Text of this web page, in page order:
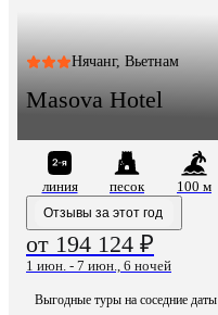
Нячанг, Вьетнам
Masova Hotel
линия песок 100 м
Отзывы за этот год
от 194 124 ₽
1 июн. - 7 июн., 6 ночей
Выгодные туры на соседние даты